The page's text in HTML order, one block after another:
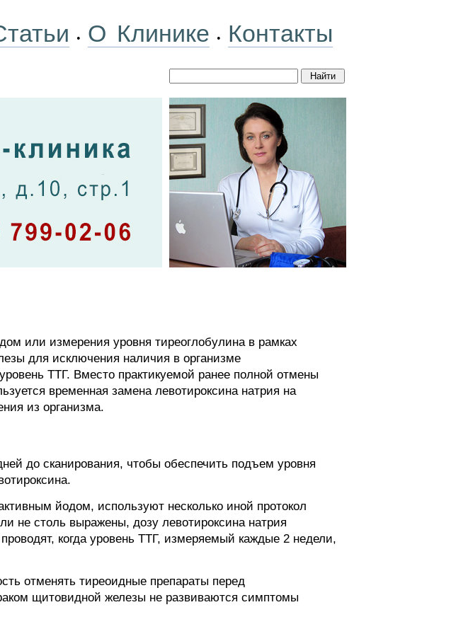
• О Клинике • Контакты
или измерения уровня тиреоглобулина в рамках
для исключения наличия в организме
ТТГ. Вместо практикуемой ранее полной отмены
временная замена левотироксина натрия на
из организма.
до сканирования, чтобы обеспечить подъем уровня
йодом, используют несколько иной протокол
не столь выражены, дозу левотироксина натрия
когда уровень ТТГ, измеряемый каждые 2 недели,
отменять тиреоидные препараты перед
щитовидной железы не развиваются симптомы